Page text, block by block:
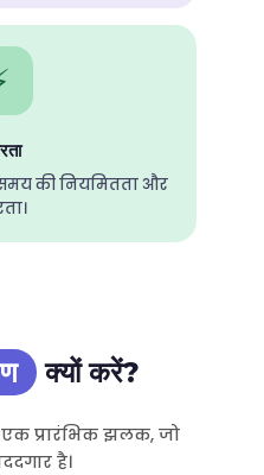
की नियमितता और
क्यों करें?
प्रारंभिक झलक, जो
है।